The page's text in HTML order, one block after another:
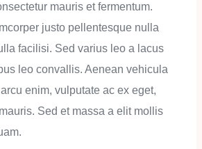
mauris et fermentum.
justo pellentesque nulla
facilisi. Sed varius leo a lacus
leo convallis. Aenean vehicula
enim, vulputate ac ex eget,
Sed et massa a elit mollis